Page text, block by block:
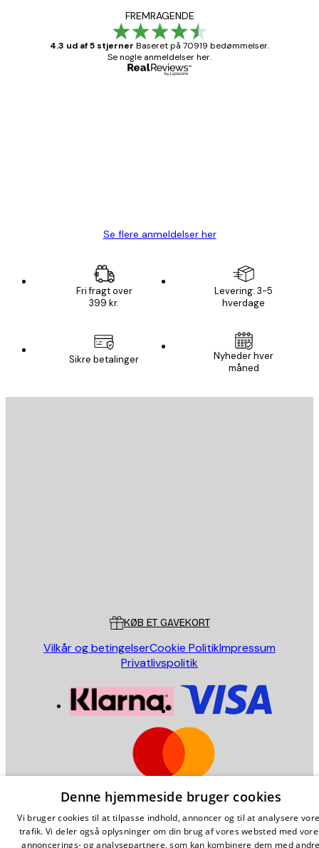
FREMRAGENDE
4.3 ud af 5 stjerner Baseret på 70919 bedømmelser.
Se nogle anmeldelser her.
Se flere anmeldelser her
Fri fragt over
399 kr.
Levering: 3-5
hverdage
Sikre betalinger
Nyheder hver
måned
KØB ET GAVEKORT
Vilkår og betingelserCookie PolitikImpressum
Privatlivspolitik
Copyright ©2026, Poster Store AB
Fantastic Art. Happy Prices.
Denne hjemmeside bruger cookies
Vi bruger cookies til at tilpasse indhold, annoncer og til at analysere
trafik. Vi deler også oplysninger om din brug af vores websted med
annoncerings- og analysepartnere, som kan kombinere dem med